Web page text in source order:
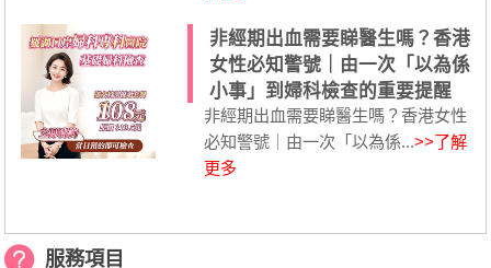
非經期出血需要睇醫生嗎？香港
女性必知警號｜由一次「以為係
小事」到婦科檢查的重要提醒
非經期出血需要睇醫生嗎？香港女性
必知警號｜由一次「以為係...>>了解
更多
服務項目